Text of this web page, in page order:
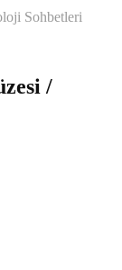
Sohbetleri
/